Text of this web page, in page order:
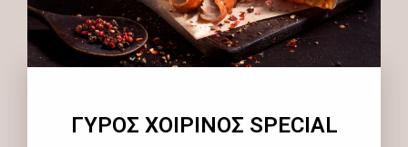
ΓΥΡΟΣ ΧΟΙΡΙΝΟΣ SPECIAL